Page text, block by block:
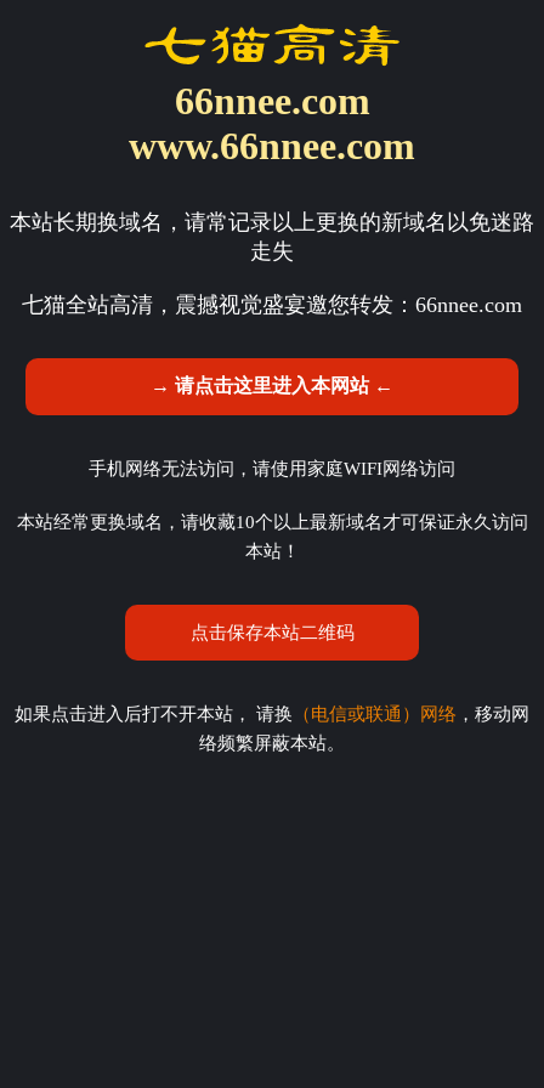
66nnee.com
www.66nnee.com
本站长期换域名，请常记录以上更换的新域名以免迷路
走失
七猫全站高清，震撼视觉盛宴邀您转发： 66nnee.com
→ 请点击这里进入本网站 ←
手机网络无法访问，请使用家庭WIFI网络访问
本站经常更换域名，请收藏10个以上最新域名才可保证永久访问
本站！
点击保存本站二维码
如果点击进入后打不开本站， 请换 （电信或联通）网络 ，移动网
络频繁屏蔽本站。